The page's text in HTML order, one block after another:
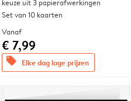
keuze uit 3 papierafwerkingen
Set van 10 kaarten
Vanaf
€ 7,99
offers Elke dag lage prijzen